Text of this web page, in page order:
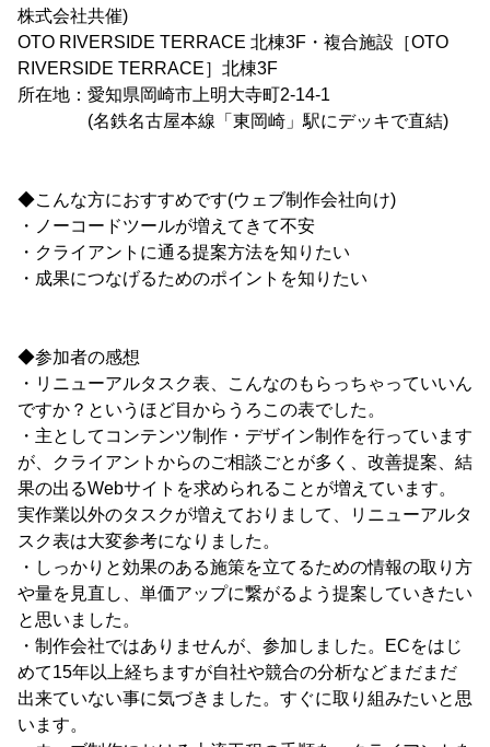
株式会社共催)
OTO RIVERSIDE TERRACE 北棟3F・複合施設［OTO
RIVERSIDE TERRACE］北棟3F
所在地：愛知県岡崎市上明大寺町2-14-1
(名鉄名古屋本線「東岡崎」駅にデッキで直結)
◆こんな方におすすめです(ウェブ制作会社向け)
・ノーコードツールが増えてきて不安
・クライアントに通る提案方法を知りたい
・成果につなげるためのポイントを知りたい
◆参加者の感想
・リニューアルタスク表、こんなのもらっちゃっていいん
ですか？というほど目からうろこの表でした。
・主としてコンテンツ制作・デザイン制作を行っています
が、クライアントからのご相談ごとが多く、改善提案、結
果の出るWebサイトを求められることが増えています。
実作業以外のタスクが増えておりまして、リニューアルタ
スク表は大変参考になりました。
・しっかりと効果のある施策を立てるための情報の取り方
や量を見直し、単価アップに繋がるよう提案していきたい
と思いました。
・制作会社ではありませんが、参加しました。ECをはじ
めて15年以上経ちますが自社や競合の分析などまだまだ
出来ていない事に気づきました。すぐに取り組みたいと思
います。